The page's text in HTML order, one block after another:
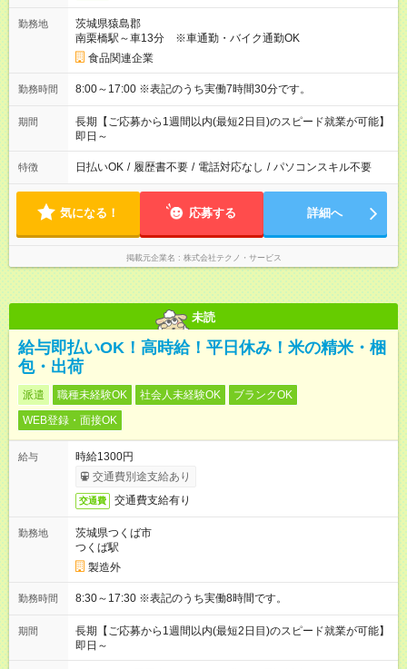
勤務地
茨城県猿島郡
南栗橋駅～車13分 ※車通勤・バイク通勤OK
食品関連企業
勤務時間 8:00～17:00 ※表記のうち実働7時間30分です。
期間
長期【ご応募から1週間以内(最短2日目)のスピード就業が可能】
即日～
特徴 日払いOK / 履歴書不要 / 電話対応なし / パソコンスキル不要
気になる！ 応募する 詳細へ
掲載元企業名 株式会社テクノ・サービス
未読
給与即払いOK！高時給！平日休み！米の精米・梱
包・出荷
派遣 職種未経験OK 社会人未経験OK
ブランクOK
WEB登録・面接OK
給与
時給1300円
交通費別途支給あり
交通費 交通費支給有り
勤務地
茨城県つくば市
つくば駅
製造外
勤務時間 8:30～17:30 ※表記のうち実働8時間です。
期間
長期【ご応募から1週間以内(最短2日目)のスピード就業が可能】
即日～